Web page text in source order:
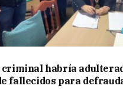
criminal habría
fallecidos para